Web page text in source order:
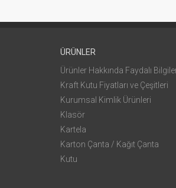
ÜRÜNLER
Ürünler Hakkında Faydalı
Kraft Kutu Fiyatları ve Çeşitleri
Kurumsal Kimlik Ürünleri
Klasör
Kartela
Karton Çanta / Kağıt Çanta
Kutu